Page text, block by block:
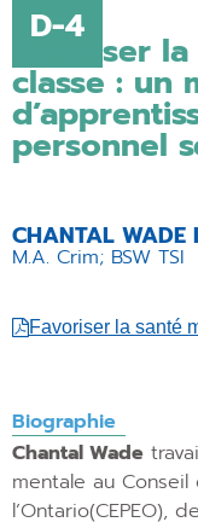
D-4
Favoriser
classe : un
personnel
CHANTAL WADE
M.A. Crim; BSW TSI
Favoriser la santé
Biographie
Chantal Wade
mentale au
l’Ontario(CEPEO),